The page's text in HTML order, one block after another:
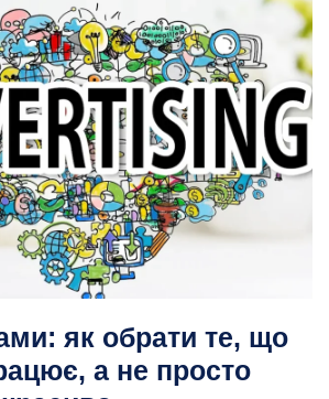
як обрати те, що
а не просто